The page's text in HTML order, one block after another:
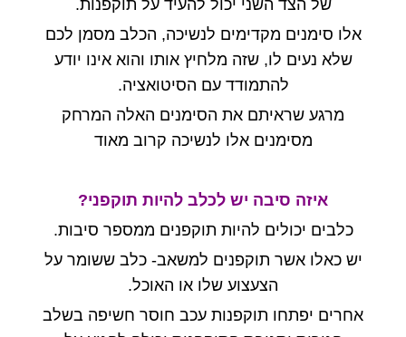
של הצד השני יכול להעיד על תוקפנות.
אלו סימנים מקדימים לנשיכה, הכלב מסמן לכם
שלא נעים לו, שזה מלחיץ אותו והוא אינו יודע
להתמודד עם הסיטואציה.
מרגע שראיתם את הסימנים האלה המרחק
מסימנים אלו לנשיכה קרוב מאוד
איזה סיבה יש לכלב להיות תוקפני?
כלבים יכולים להיות תוקפנים ממספר סיבות.
יש כאלו אשר תוקפנים למשאב- כלב ששומר על
הצעצוע שלו או האוכל.
אחרים יפתחו תוקפנות עכב חוסר חשיפה בשלב